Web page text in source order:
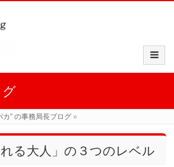
グ
カ” の事務局長ブログ »
れる大人」の３つのレベル